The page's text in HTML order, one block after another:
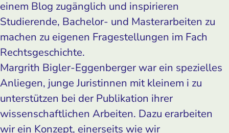
einem Blog zugänglich und inspirieren
Studierende, Bachelor- und Masterarbeiten zu
machen zu eigenen Fragestellungen im Fach
Rechtsgeschichte.
Margrith Bigler-Eggenberger war ein spezielles
Anliegen, junge Juristinnen mit kleinem i zu
unterstützen bei der Publikation ihrer
wissenschaftlichen Arbeiten. Dazu erarbeiten
wir ein Konzept, einerseits wie wir